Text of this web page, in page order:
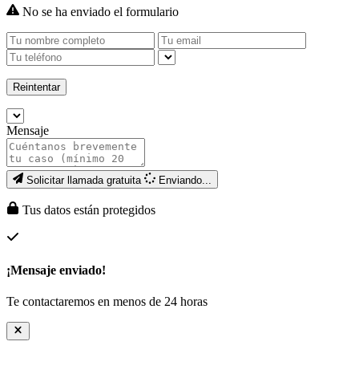
No se ha enviado el formulario
Reintentar
Mensaje
Solicitar llamada gratuita Enviando...
Tus datos están protegidos
¡Mensaje enviado!
Te contactaremos en menos de 24 horas